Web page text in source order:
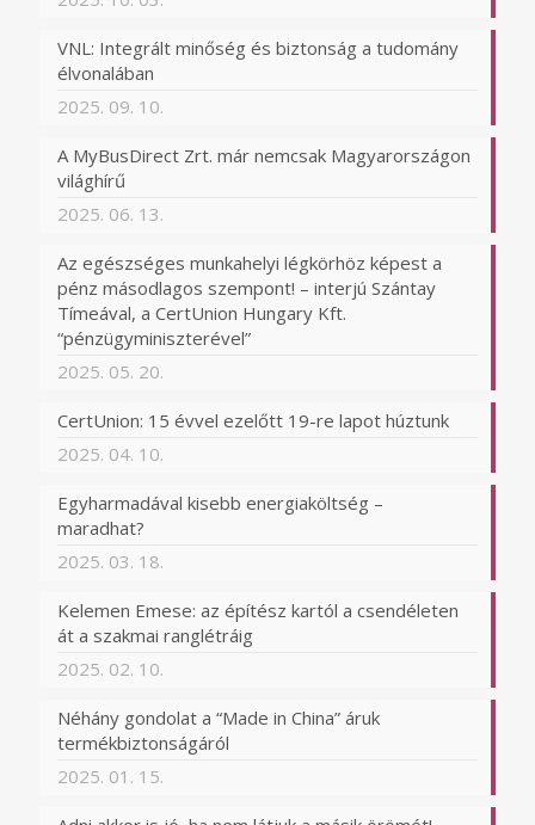
VNL: Integrált minőség és biztonság a tudomány
élvonalában
2025. 09. 10.
A MyBusDirect Zrt. már nemcsak Magyarországon
világhírű
2025. 06. 13.
Az egészséges munkahelyi légkörhöz képest a
pénz másodlagos szempont! – interjú Szántay
Tímeával, a CertUnion Hungary Kft.
“pénzügyminiszterével”
2025. 05. 20.
CertUnion: 15 évvel ezelőtt 19-re lapot húztunk
2025. 04. 10.
Egyharmadával kisebb energiaköltség –
maradhat?
2025. 03. 18.
Kelemen Emese: az építész kartól a csendéleten
át a szakmai ranglétráig
2025. 02. 10.
Néhány gondolat a “Made in China” áruk
termékbiztonságáról
2025. 01. 15.